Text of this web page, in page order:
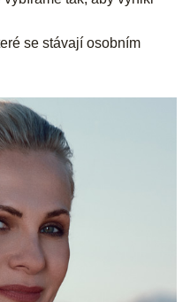
se stávají osobním